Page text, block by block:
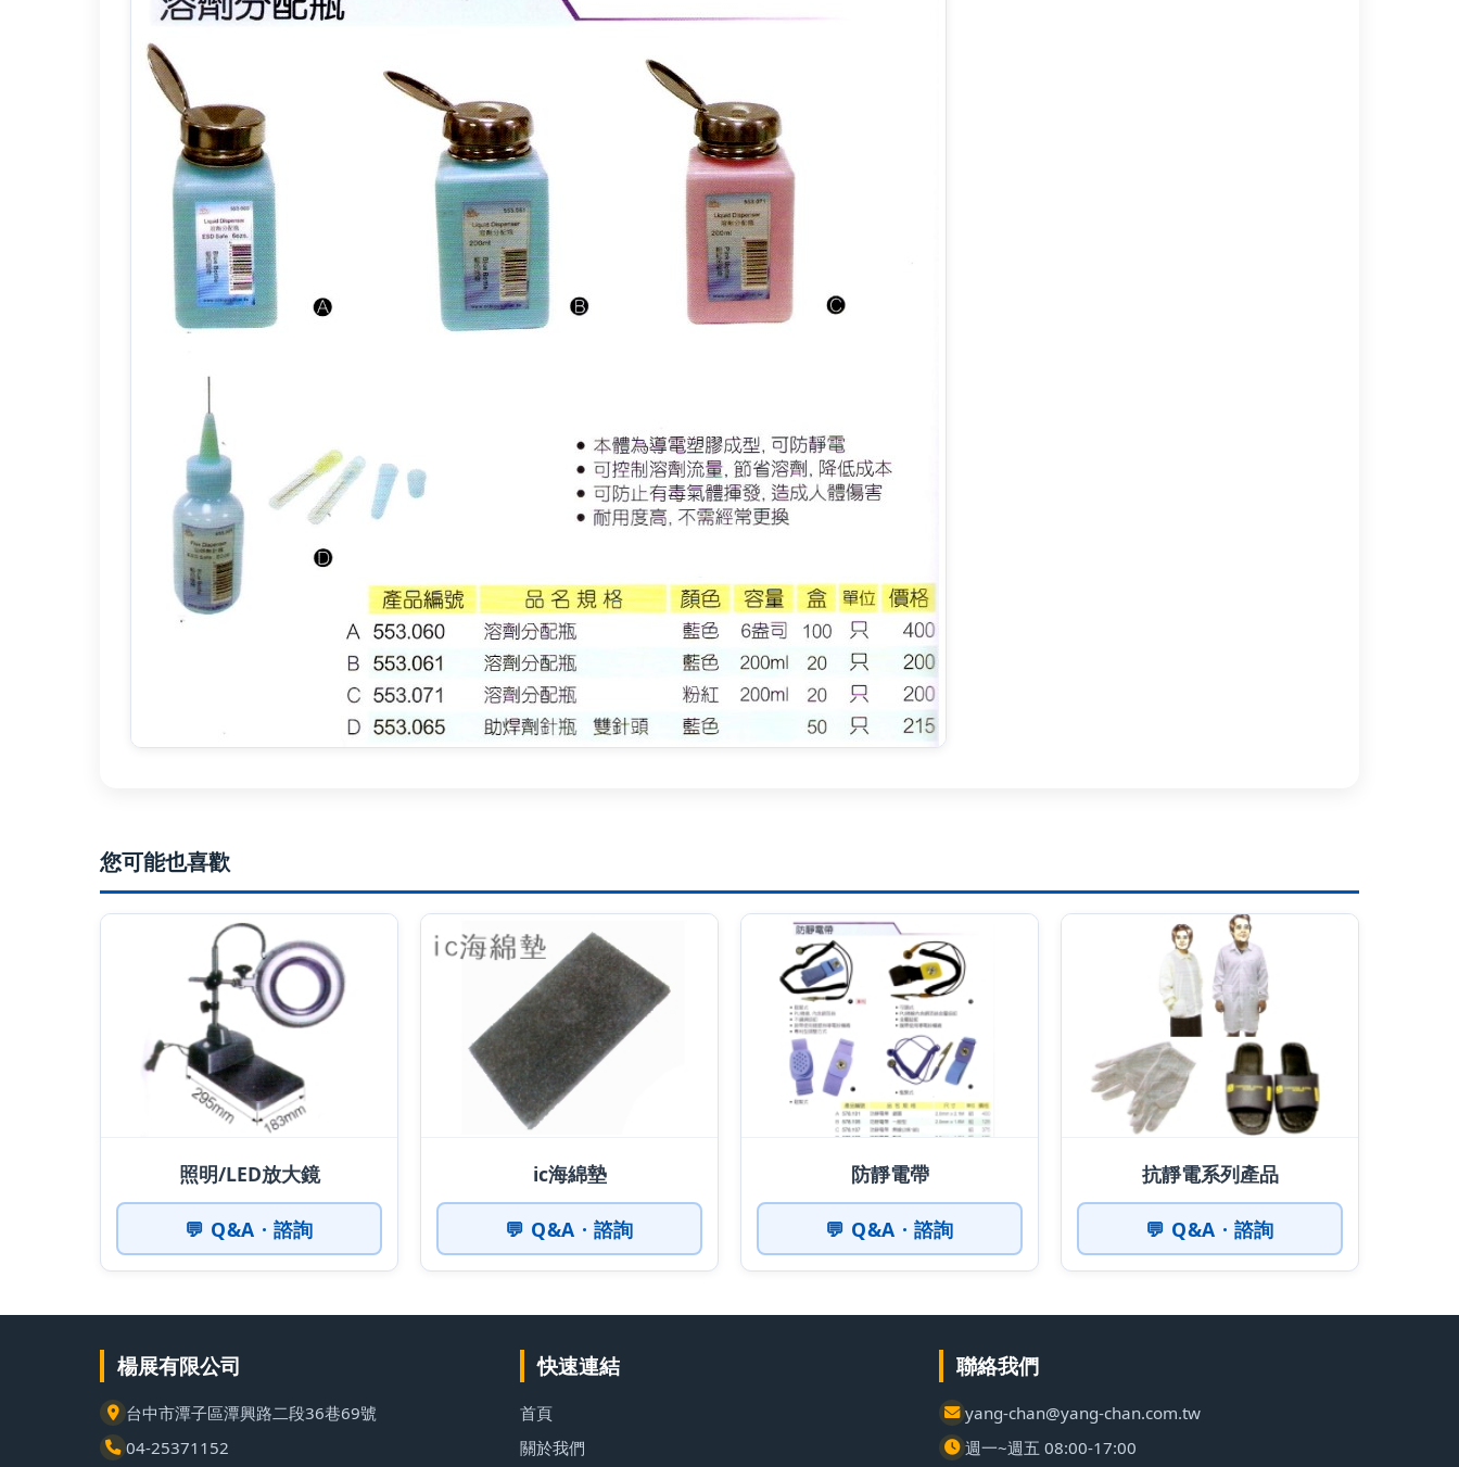
您可能也喜歡
照明/LED放大鏡
💬 Q&A · 諮詢
ic海綿墊
💬 Q&A · 諮詢
防靜電帶
💬 Q&A · 諮詢
抗靜電系列產品
💬 Q&A · 諮詢
楊展有限公司
台中市潭子區潭興路二段36巷69號
04-25371152
快速連結
首頁
關於我們
聯絡我們
yang-chan@yang-chan.com.tw
週一~週五 08:00-17:00